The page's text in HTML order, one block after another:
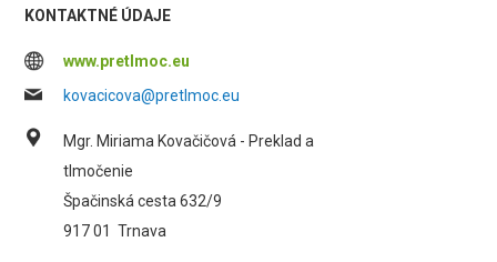
KONTAKTNÉ ÚDAJE
www.pretlmoc.eu
kovacicova@pretlmoc.eu
Mgr. Miriama Kovačičová - Preklad a
tlmočenie
Špačinská cesta 632/9
917 01 Trnava